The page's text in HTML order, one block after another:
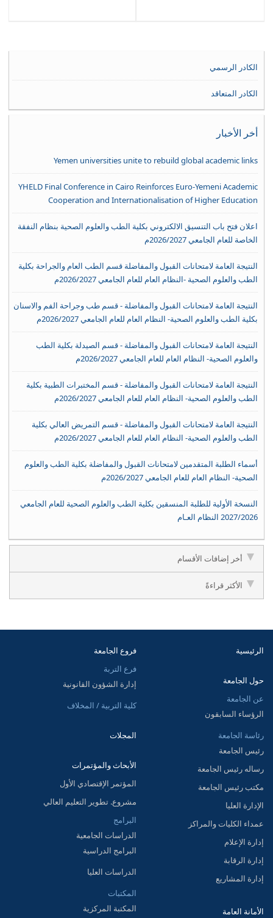
الكادر الرسمي
الكادر المتعاقد
أخر الأخبار
Yemen universities unite to rebuild global academic links
YHELD Final Conference in Cairo Reinforces Euro-Yemeni Academic
Cooperation and Internationalisation of Higher Education
اعلان فتح باب التنسيق الالكتروني بكلية الطب والعلوم الصحية بنظام النفقة
الخاصة للعام الجامعي 2026/2027م
النتيجة العامة لامتحانات القبول والمفاضلة قسم الطب العام والجراحة بكلية
الطب والعلوم الصحية -النظام العام للعام الجامعي 2026/2027م
النتيجة العامة لامتحانات القبول والمفاضلة - قسم طب وجراحة الفم والاسنان
بكلية الطب والعلوم الصحية- النظام العام للعام الجامعي 2026/2027م
النتيجة العامة لامتحانات القبول والمفاضلة - قسم الصيدلة بكلية الطب
والعلوم الصحية- النظام العام للعام الجامعي 2026/2027م
النتيجة العامة لامتحانات القبول والمفاضلة - قسم المختبرات الطبية بكلية
الطب والعلوم الصحية- النظام العام للعام الجامعي 2026/2027م
النتيجة العامة لامتحانات القبول والمفاضلة - قسم التمريض العالي بكلية
الطب والعلوم الصحية- النظام العام للعام الجامعي 2026/2027م
أسماء الطلبة المتقدمين لامتحانات القبول والمفاضلة بكلية الطب والعلوم
الصحية- النظام العام للعام الجامعي 2026/2027م
النسخة الأولية للطلبة المنسقين بكلية الطب والعلوم الصحية للعام الجامعي
2027/2026 النظام العـام
أخر إضافات الأقسام
الأكثر قراءةً
الرئيسية
حول الجامعة
عن الجامعة
الرؤساء السابقون
رئاسة الجامعة
رئيس الجامعة
رساله رئيس الجامعة
مكتب رئيس الجامعة
الإدارة العليا
عمداء الكليات والمراكز
إدارة الإعلام
إدارة الرقابة
إدارة المشاريع
الأمانة العامة
فروع الجامعة
فرع التربة
إدارة الشؤون القانونية
كلية التربية / المخلاف
المجلات
الأبحاث والمؤتمرات
المؤتمر الإقتصادي الأول
مشروع. تطوير التعليم العالي
البرامج
الدراسات الجامعية
البرامج الدراسية
الدراسات العليا
المكتبات
المكتبة المركزية